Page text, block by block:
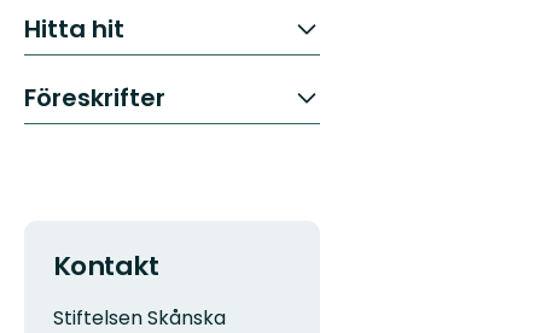
Hitta hit
Föreskrifter
Kontakt
Stiftelsen Skånska